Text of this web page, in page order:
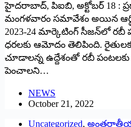
హైదరాబాద్‌, ‌పిఐబి, అక్టోబర్‌ 18 :
మంగళవారం సమావేశం అయిన
2023-24 మార్కెటింగ్‌ ‌సీజన్‌లో రబీ
ధరలకు ఆమోదం తెలిపింది.
చూడాలన్న ఉద్దేశంతో రబీ పంటలకు
పెంచాలని…
NEWS
October 21, 2022
Uncategorized,